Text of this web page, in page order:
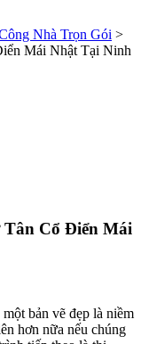
Nhà Trọn Gói >
Mái Nhật Tại Ninh
Cổ Điển Mái
bản vẽ đẹp là niềm
hơn nữa nếu chúng